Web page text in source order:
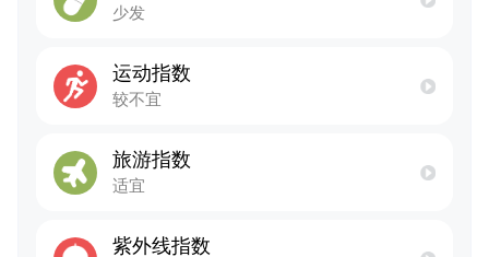
少发
运动指数
较不宜
旅游指数
适宜
紫外线指数